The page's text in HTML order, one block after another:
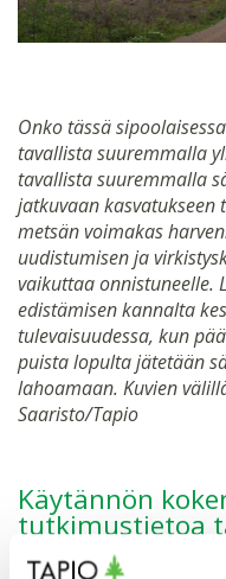
Onko tässä
tavallista suuremmalla
tavallista suuremmalla
jatkuvaan
metsän voimakas
uudistumisen ja
vaikuttaa onnistuneelle.
edistämisen kannalta
tulevaisuudessa, kun
puista lopulta jätetään
lahoamaan. Kuvien
Saaristo/Tapio
Käytännön
tutkimustietoa